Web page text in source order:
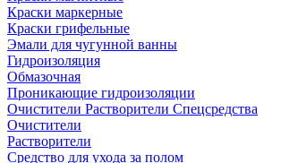
Краски маркерные
Краски грифельные
Эмали для чугунной ванны
Гидроизоляция
Обмазочная
Проникающие гидроизоляции
Очистители Растворители Спецсредства
Очистители
Растворители
Средство для ухода за полом